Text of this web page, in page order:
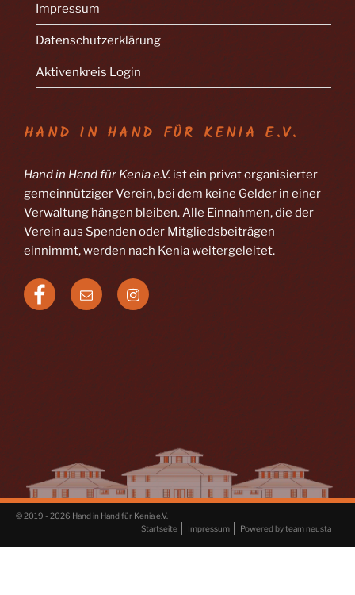
Impressum
Datenschutzerklärung
Aktivenkreis Login
HAND IN HAND FÜR KENIA E.V.
Hand in Hand für Kenia e.V. ist ein privat organisierter
gemeinnütziger Verein, bei dem keine Gelder in einer
Verwaltung hängen bleiben. Alle Einnahmen, die der
Verein aus Spenden oder Mitgliedsbeiträgen
einnimmt, werden nach Kenia weitergeleitet.
Facebook
E-
Mail
Instagram
© 2019 - 2026 Hand in Hand für Kenia e.V.
Startseite
Impressum Powered by team neusta